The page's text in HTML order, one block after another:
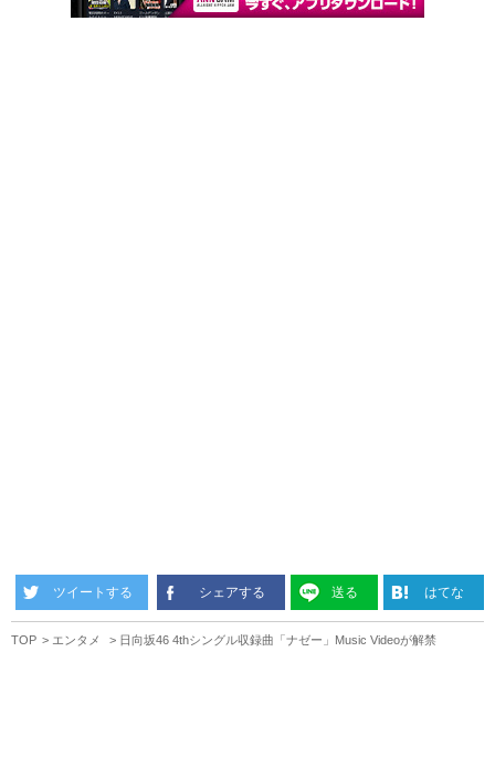
ツイートする シェアする 送る はてな
TOP エンタメ 日向坂46 4thシングル収録曲「ナゼー」Music Videoが解禁